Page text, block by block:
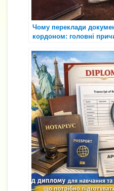
Чому переклади
кордоном: головні